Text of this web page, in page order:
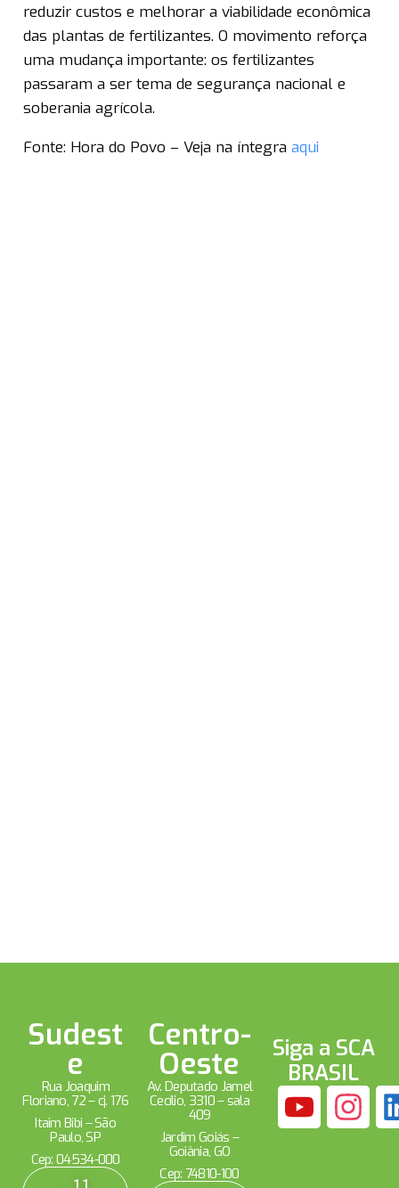
reduzir custos e melhorar a viabilidade econômica
das plantas de fertilizantes. O movimento reforça
uma mudança importante: os fertilizantes
passaram a ser tema de segurança nacional e
soberania agrícola.
Fonte: Hora do Povo – Veja na íntegra aqui
Sudest
e
Rua Joaquim
Floriano, 72 – cj. 176
Itaim Bibi – São
Paulo, SP
Cep: 04534-000
11
Centro-
Oeste
Av. Deputado Jamel
Cecílio, 3310 – sala
409
Jardim Goiás –
Goiânia, GO
Cep: 74810-100
Siga a SCA
BRASIL